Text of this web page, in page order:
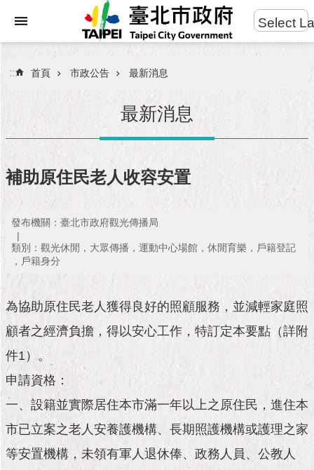
進
搜
民
服
市
府
團
隊
市
政
告
政
願
及
Select
::: 首頁 市政公告 最新消息
最新消息
補助原住民老人收容安置
發布機關：臺北市政府觀光傳播局
類別：觀光休閒，大眾傳播，運動中心場館，休閒育樂，戶籍登記
，戶籍身分
為協助原住民老人獲得良好的照顧服務，並減輕家庭照
顧者之經濟負擔，得以安心工作，特訂定本要點（詳附
件1）。
申請資格：
一、設籍並實際居住本市滿一年以上之原住民，進住本
市已立案之老人安養護機構、長期照護機構或護理之家
等安置機構，未領有軍人退休俸、政務人員、公教人